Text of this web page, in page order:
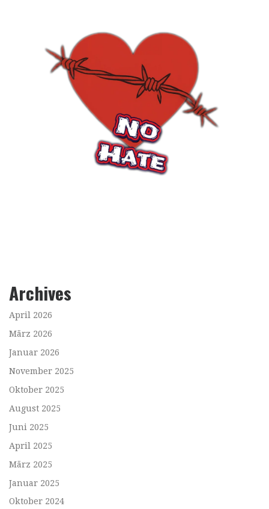
Archives
April 2026
März 2026
Januar 2026
November 2025
Oktober 2025
August 2025
Juni 2025
April 2025
März 2025
Januar 2025
Oktober 2024